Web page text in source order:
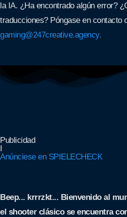
la IA. ¿Ha encontrado algún error?
traducciones? Póngase en contacto
gaming@247creative.agency.
Publicidad
I
Anúnciese en SPIELECHECK
Beep... krrrzkt... Bienvenido al
el shooter clásico se encuentra